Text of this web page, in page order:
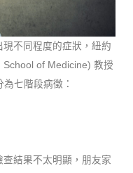
不同程度的症狀，紐約
of Medicine) 教授
七階段病徵：
結果不太明顯，朋友家